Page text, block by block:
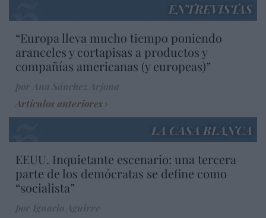
ENTREVISTAS
“Europa lleva mucho tiempo poniendo
aranceles y cortapisas a productos y
compañías americanas (y europeas)”
Artículos anteriores
LA CASA BLANCA
EEUU. Inquietante escenario: una tercera
parte de los demócratas se define como
“socialista”